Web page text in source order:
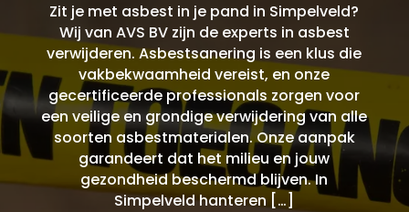
Zit je met asbest in je pand in Simpelveld?
Wij van AVS BV zijn de experts in asbest
verwijderen. Asbestsanering is een klus die
vakbekwaamheid vereist, en onze
gecertificeerde professionals zorgen voor
een veilige en grondige verwijdering van alle
soorten asbestmaterialen. Onze aanpak
garandeert dat het milieu en jouw
gezondheid beschermd blijven. In
Simpelveld hanteren […]